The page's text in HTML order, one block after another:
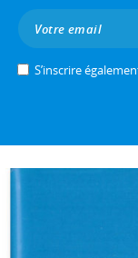
S’inscrire